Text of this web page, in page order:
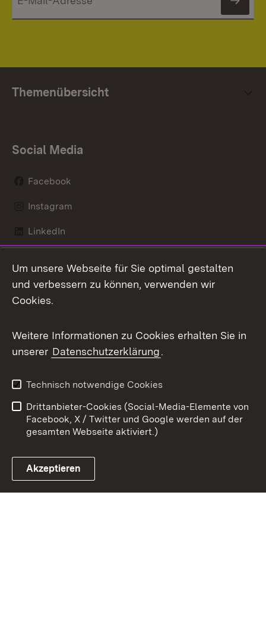
Themenübersicht
Social Media
Facebook
Instagram
LinkedIn
X / Twitter
Youtube
Link zum Landesportal
Kontakt
Datenschutz
Barrierefreiheit
Impressum
Cookies
Um unsere Webseite für Sie optimal gestalten
und verbessern zu können, verwenden wir
Cookies.
Weitere Informationen zu Cookies erhalten Sie in
unserer Datenschutzerklärung.
Technisch notwendige Cookies
Drittanbieter-Cookies (Social-Media-Elemente von
Facebook, X / Twitter und Google werden auf der
gesamten Webseite aktiviert.)
Akzeptieren